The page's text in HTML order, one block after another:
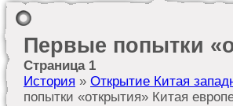
Первые попытки
Страница 1
История » Открытие Китая
попытки «открытия» Китая